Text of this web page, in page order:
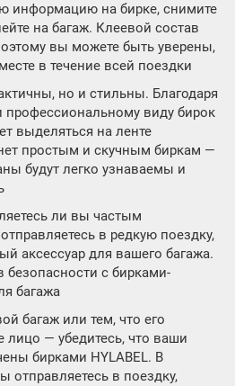
информацию на бирке, снимите
на багаж. Клеевой состав
вы можете быть уверены,
в течение всей поездки
но и стильны. Благодаря
виду бирок
выделяться на ленте
простым и скучным биркам —
будут легко узнаваемы и
ли вы частым
в редкую поездку,
аксессуар для вашего багажа.
с бирками-
багажа
багаж или тем, что его
лицо — убедитесь, что ваши
бирками HYLABEL. В
отправляетесь в поездку,